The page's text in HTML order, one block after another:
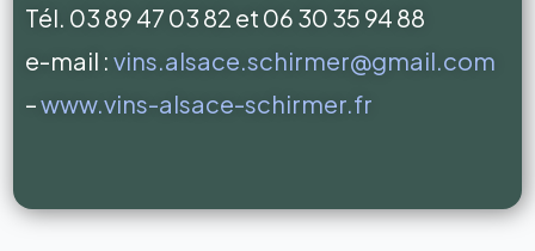
Tél. 03 89 47 03 82 et 06 30 35 94 88
e-mail :vins.alsace.schirmer@gmail.com
–www.vins-alsace-schirmer.fr